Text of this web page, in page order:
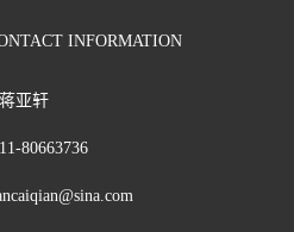
INFORMATION
亚轩
80663736